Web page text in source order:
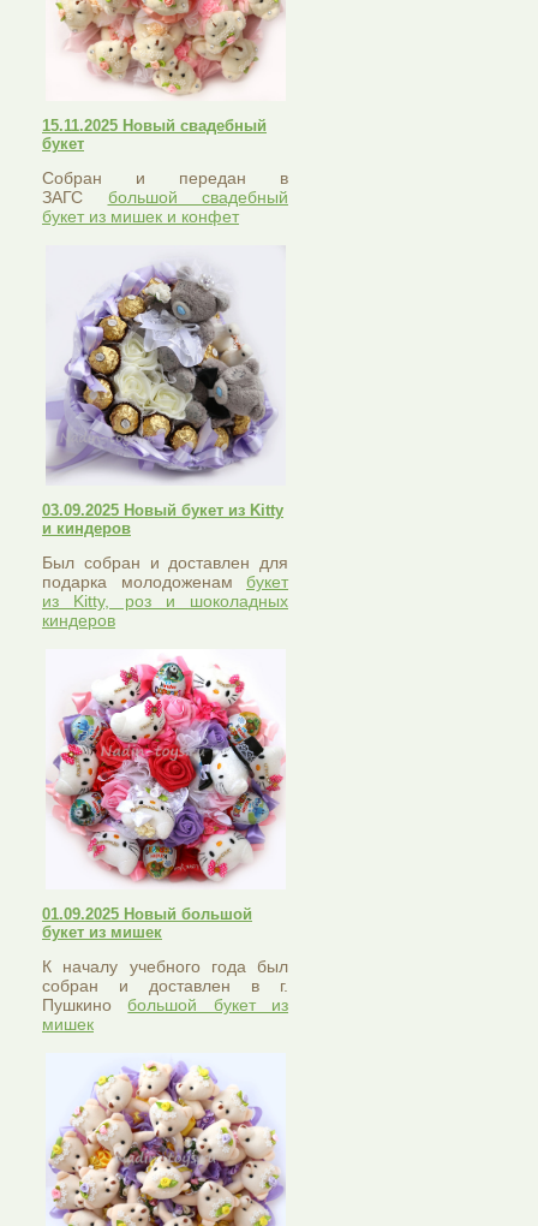
15.11.2025 Новый свадебный
букет
Собран и передан в
ЗАГС большой свадебный
букет из мишек и конфет
03.09.2025 Новый букет из Kitty
и киндеров
Был собран и доставлен для
подарка молодоженам букет
из Kitty, роз и шоколадных
киндеров
01.09.2025 Новый большой
букет из мишек
К началу учебного года был
собран и доставлен в г.
Пушкинобольшой букет из
мишек